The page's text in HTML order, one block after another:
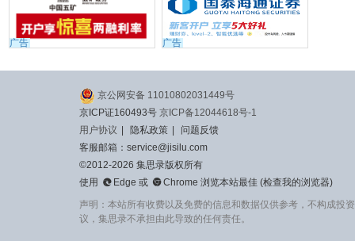
广告 广告
京公网安备 11010802031449号
京ICP证160493号 京ICP备12044618号-1
用户协议
隐私政策
问题反馈
客服邮箱：service@jisilu.com
©2012-2026 集思录版权所有
使用
 Edge 或 Chrome 浏览本站最佳 (检查我的浏览器)
声明：本站所有收费以及免费的信息和数据仅供参考，不构成投
议，集思录不承担由此导致的任何责任。